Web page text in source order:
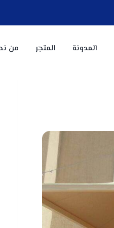
المدونة المتجر من